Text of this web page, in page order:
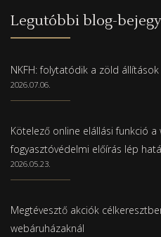
Legutóbbi blog-
NKFH: folytatódik a zöld
2026.07.06.
Kötelező online elállási funkció
fogyasztóvédelmi előírás lép
2026.05.23.
Megtévesztő akciók
webáruházaknál